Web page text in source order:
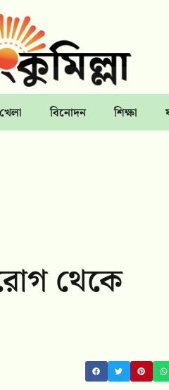
খেলা বিনোদন শিক্ষা
থেকে